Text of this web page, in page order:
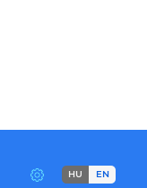
HU EN